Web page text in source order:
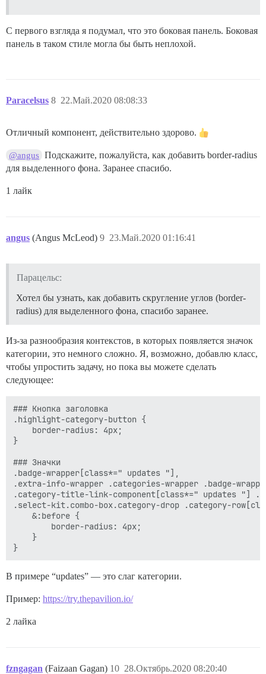
С первого взгляда я подумал, что это боковая панель. Боковая
панель в таком стиле могла бы быть неплохой.
Paracelsus 22.Май.2020 08:08:33
8
Отличный компонент, действительно здорово.
@angus Подскажите, пожалуйста, как добавить border-radius
для выделенного фона. Заранее спасибо.
1 лайк
angus (Angus McLeod) 23.Май.2020 01:16:41
9
Парацельс:
Хотел бы узнать, как добавить скругление углов (border-
radius) для выделенного фона, спасибо заранее.
Из-за разнообразия контекстов, в которых появляется значок
категории, это немного сложно. Я, возможно, добавлю класс,
чтобы упростить задачу, но пока вы можете сделать
следующее:
### Кнопка заголовка
.highlight-category-button {
    border-radius: 4px;
}
### Значки
.badge-wrapper[class*=" updates "],
.extra-info-wrapper .categories-wrapper .badge-
.category-title-link-component[class*=" updates "]
.select-kit.combo-box.category-drop .category-
    &:before {
        border-radius: 4px;
    }
В примере “updates” — это слаг категории.
Пример: https://try.thepavilion.io/
2 лайка
fzngagan (Faizaan Gagan) 28.Октябрь.2020 08:20:40
10